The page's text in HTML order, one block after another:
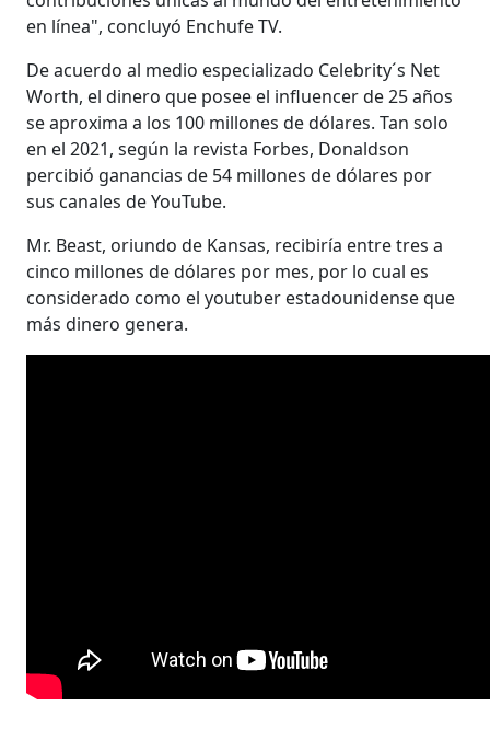
en línea", concluyó Enchufe TV.
De acuerdo al medio especializado Celebrity´s Net
Worth, el dinero que posee el influencer de 25 años
se aproxima a los 100 millones de dólares. Tan solo
en el 2021, según la revista Forbes, Donaldson
percibió ganancias de 54 millones de dólares por
sus canales de YouTube.
Mr. Beast, oriundo de Kansas, recibiría entre tres a
cinco millones de dólares por mes, por lo cual es
considerado como el youtuber estadounidense que
más dinero genera.